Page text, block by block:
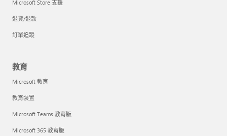
Microsoft Store 支援
退貨/退款
訂單追蹤
教育
Microsoft 教育
教育裝置
Microsoft Teams 教育版
Microsoft 365 教育版